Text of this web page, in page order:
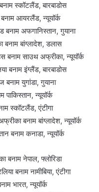
स्कॉटलैंड, बारबाडोस
आयरलैंड, न्यूयॉर्क
अफगानिस्तान, गुयाना
बांग्लादेश, डलास
साउथ अफ्रीका, न्यूयॉर्क
बनाम इंग्लैंड, बारबाडोस
युगांडा, गुयाना
न्यूयॉर्क
स्कॉटलैंड, एंटीगा
बनाम बांग्लादेश, न्यूयॉर्क
बनाम कनाडा, न्यूयॉर्क
नेपाल, फ्लोरिडा
बनाम नामीबिया, एंटीगा
भारत, न्यूयॉर्क